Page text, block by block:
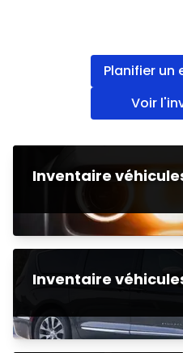
Planifier un
Voir
Inventaire
Inventaire